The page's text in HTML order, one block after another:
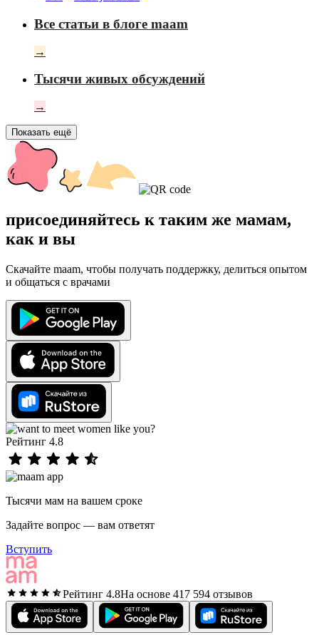
Все статьи в блоге maam
→
Тысячи живых обсуждений
→
Показать ещё
присоединяйтесь к таким же мамам,
как и вы
Скачайте maam, чтобы получать поддержку, делиться опытом
и общаться с врачами
Рейтинг 4.8
Тысячи мам на вашем сроке
Задайте вопрос — вам ответят
Вступить
Рейтинг 4.8На основе 417 594 отзывов